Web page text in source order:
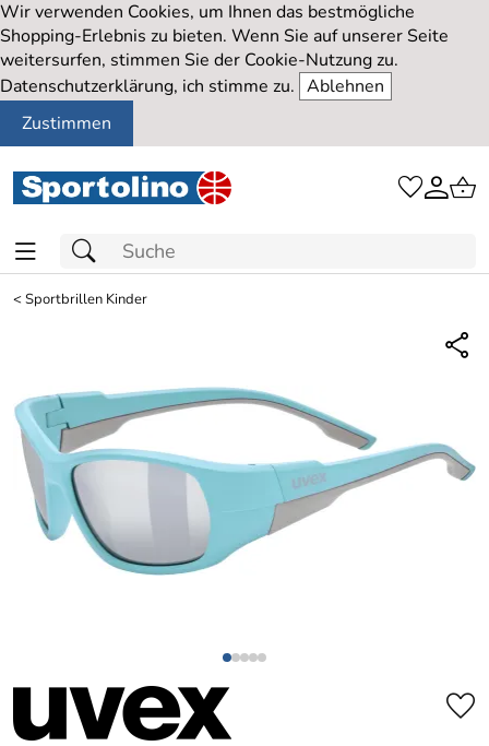
Wir verwenden Cookies, um Ihnen das bestmögliche
Shopping-Erlebnis zu bieten. Wenn Sie auf unserer Seite
weitersurfen, stimmen Sie der Cookie-Nutzung zu.
Datenschutzerklärung, ich stimme zu. Ablehnen
Zustimmen
<Sportbrillen Kinder